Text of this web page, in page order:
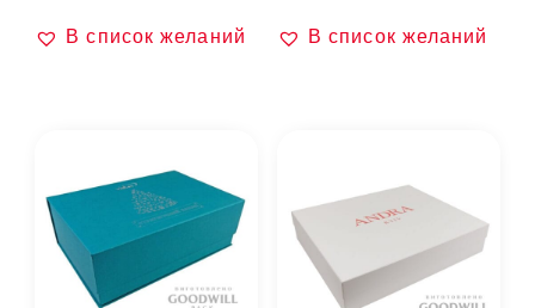
В список желаний В список желаний